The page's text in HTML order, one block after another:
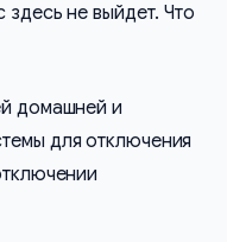
здесь не выйдет. Что
домашней и
для отключения